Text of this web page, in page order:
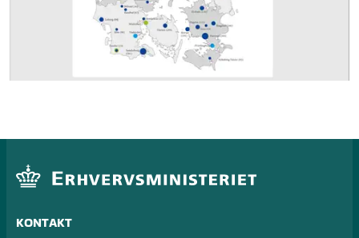
KONTAKT